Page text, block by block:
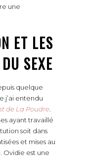
une
ET LES
SEXE
quelque
j’ai entendu
de La Poudre
ayant travaillé
soit dans
et mises au
Ovidie est une